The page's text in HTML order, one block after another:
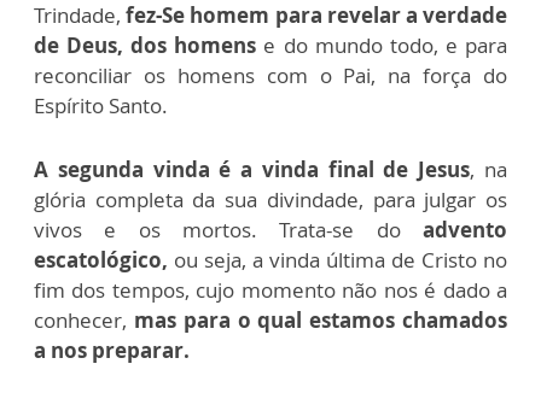
Trindade,fez-Se homem para revelar a verdade
de Deus, dos homens e do mundo todo, e para
reconciliar os homens com o Pai, na força do
Espírito Santo.
A segunda vinda é a vinda final de Jesus, na
glória completa da sua divindade, para julgar os
vivos e os mortos. Trata-se do advento
escatológico, ou seja, a vinda última de Cristo no
fim dos tempos, cujo momento não nos é dado a
conhecer, mas para o qual estamos chamados
a nos preparar.